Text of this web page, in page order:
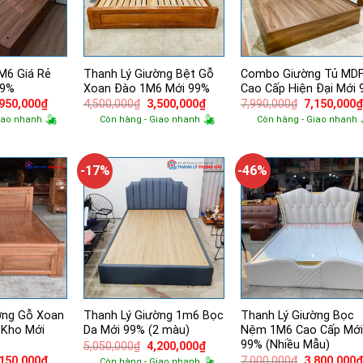
Giá Rẻ
₫Giá
hiện
tại
nhanh
Thanh Lý Giường Bệt Gỗ
Xoan Đào 1M6 Mới 99%
4,500,000₫ Giá
gốc
là:
3,500,000₫Giá
hiện
tại
Còn hàng - Giao nhanh
Combo Giường Tủ MDF
Cao Cấp Hiện Đại Mới
7,990,000₫ Giá
gốc
là:
7,150,000₫
Còn hàng - Giao nhanh
Gỗ Xoan
Mới
Giá
-17%
Thanh Lý Giường 1m6 Bọc
Da Mới 99% (2 màu)
5,050,000₫ Giá
gốc
4,200,000₫Giá
hiện
-46%
Thanh Lý Giường Bọc
Nệm 1M6 Cao Cấp Mới
99% (Nhiều Mẫu)
Giá